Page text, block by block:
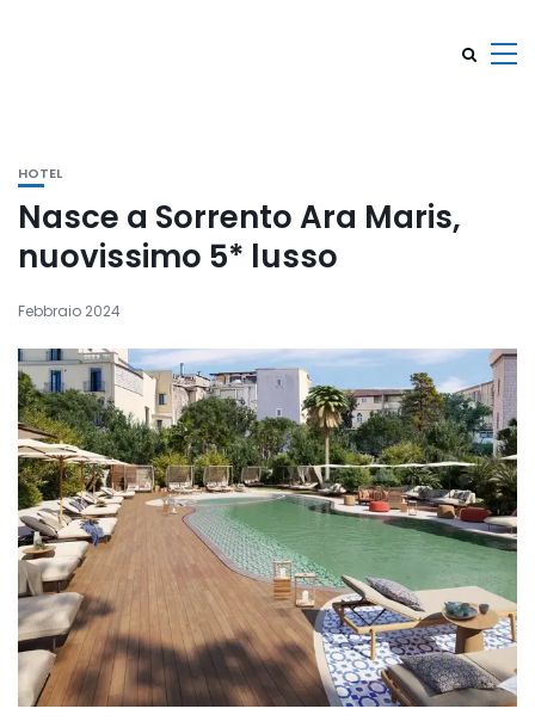
HOTEL
Nasce a Sorrento Ara Maris,
nuovissimo 5* lusso
Febbraio 2024